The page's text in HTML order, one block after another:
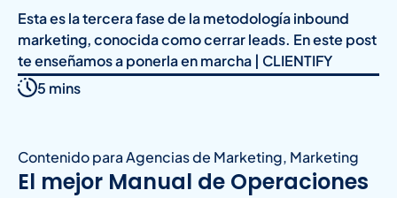
Esta es la tercera fase de la metodología inbound
marketing, conocida como cerrar leads. En este post
te enseñamos a ponerla en marcha | CLIENTIFY
5 mins
Contenido para Agencias de Marketing, Marketing
El mejor Manual de Operaciones